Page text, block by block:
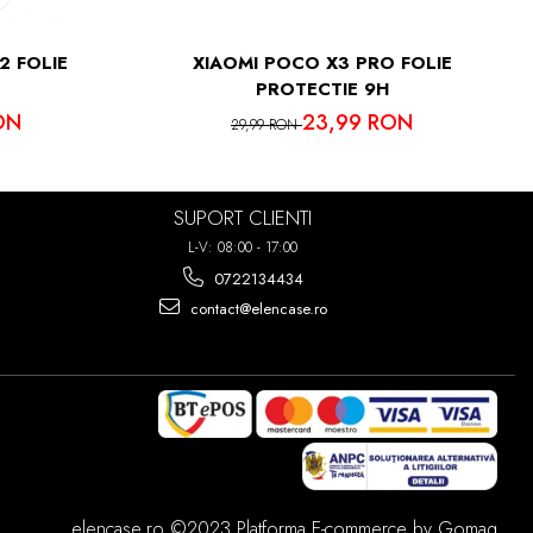
FOLIE
XIAOMI POCO X3 PRO FOLIE
PROTECTIE 9H
29,99 RON23,99 RON
SUPORT CLIENTI
L-V: 08:00 - 17:00
0722134434
contact@elencase.ro